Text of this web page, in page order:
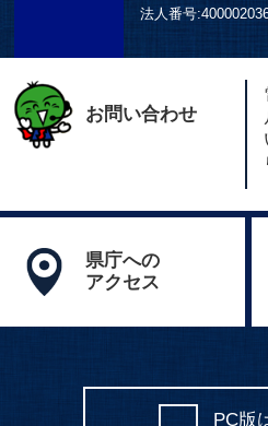
法人番号:
お問い合わせ
県庁への
アクセス
PC版